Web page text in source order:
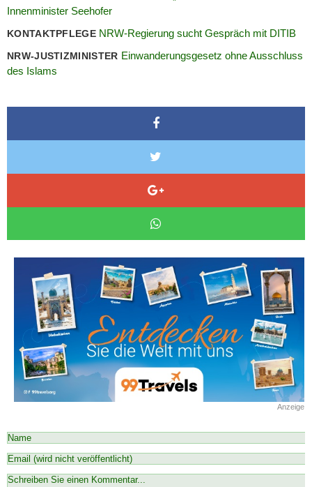
Innenminister Seehofer
KONTAKTPFLEGE NRW-Regierung sucht Gespräch mit DITIB
NRW-JUSTIZMINISTER Einwanderungsgesetz ohne Ausschluss
des Islams
Anzeige